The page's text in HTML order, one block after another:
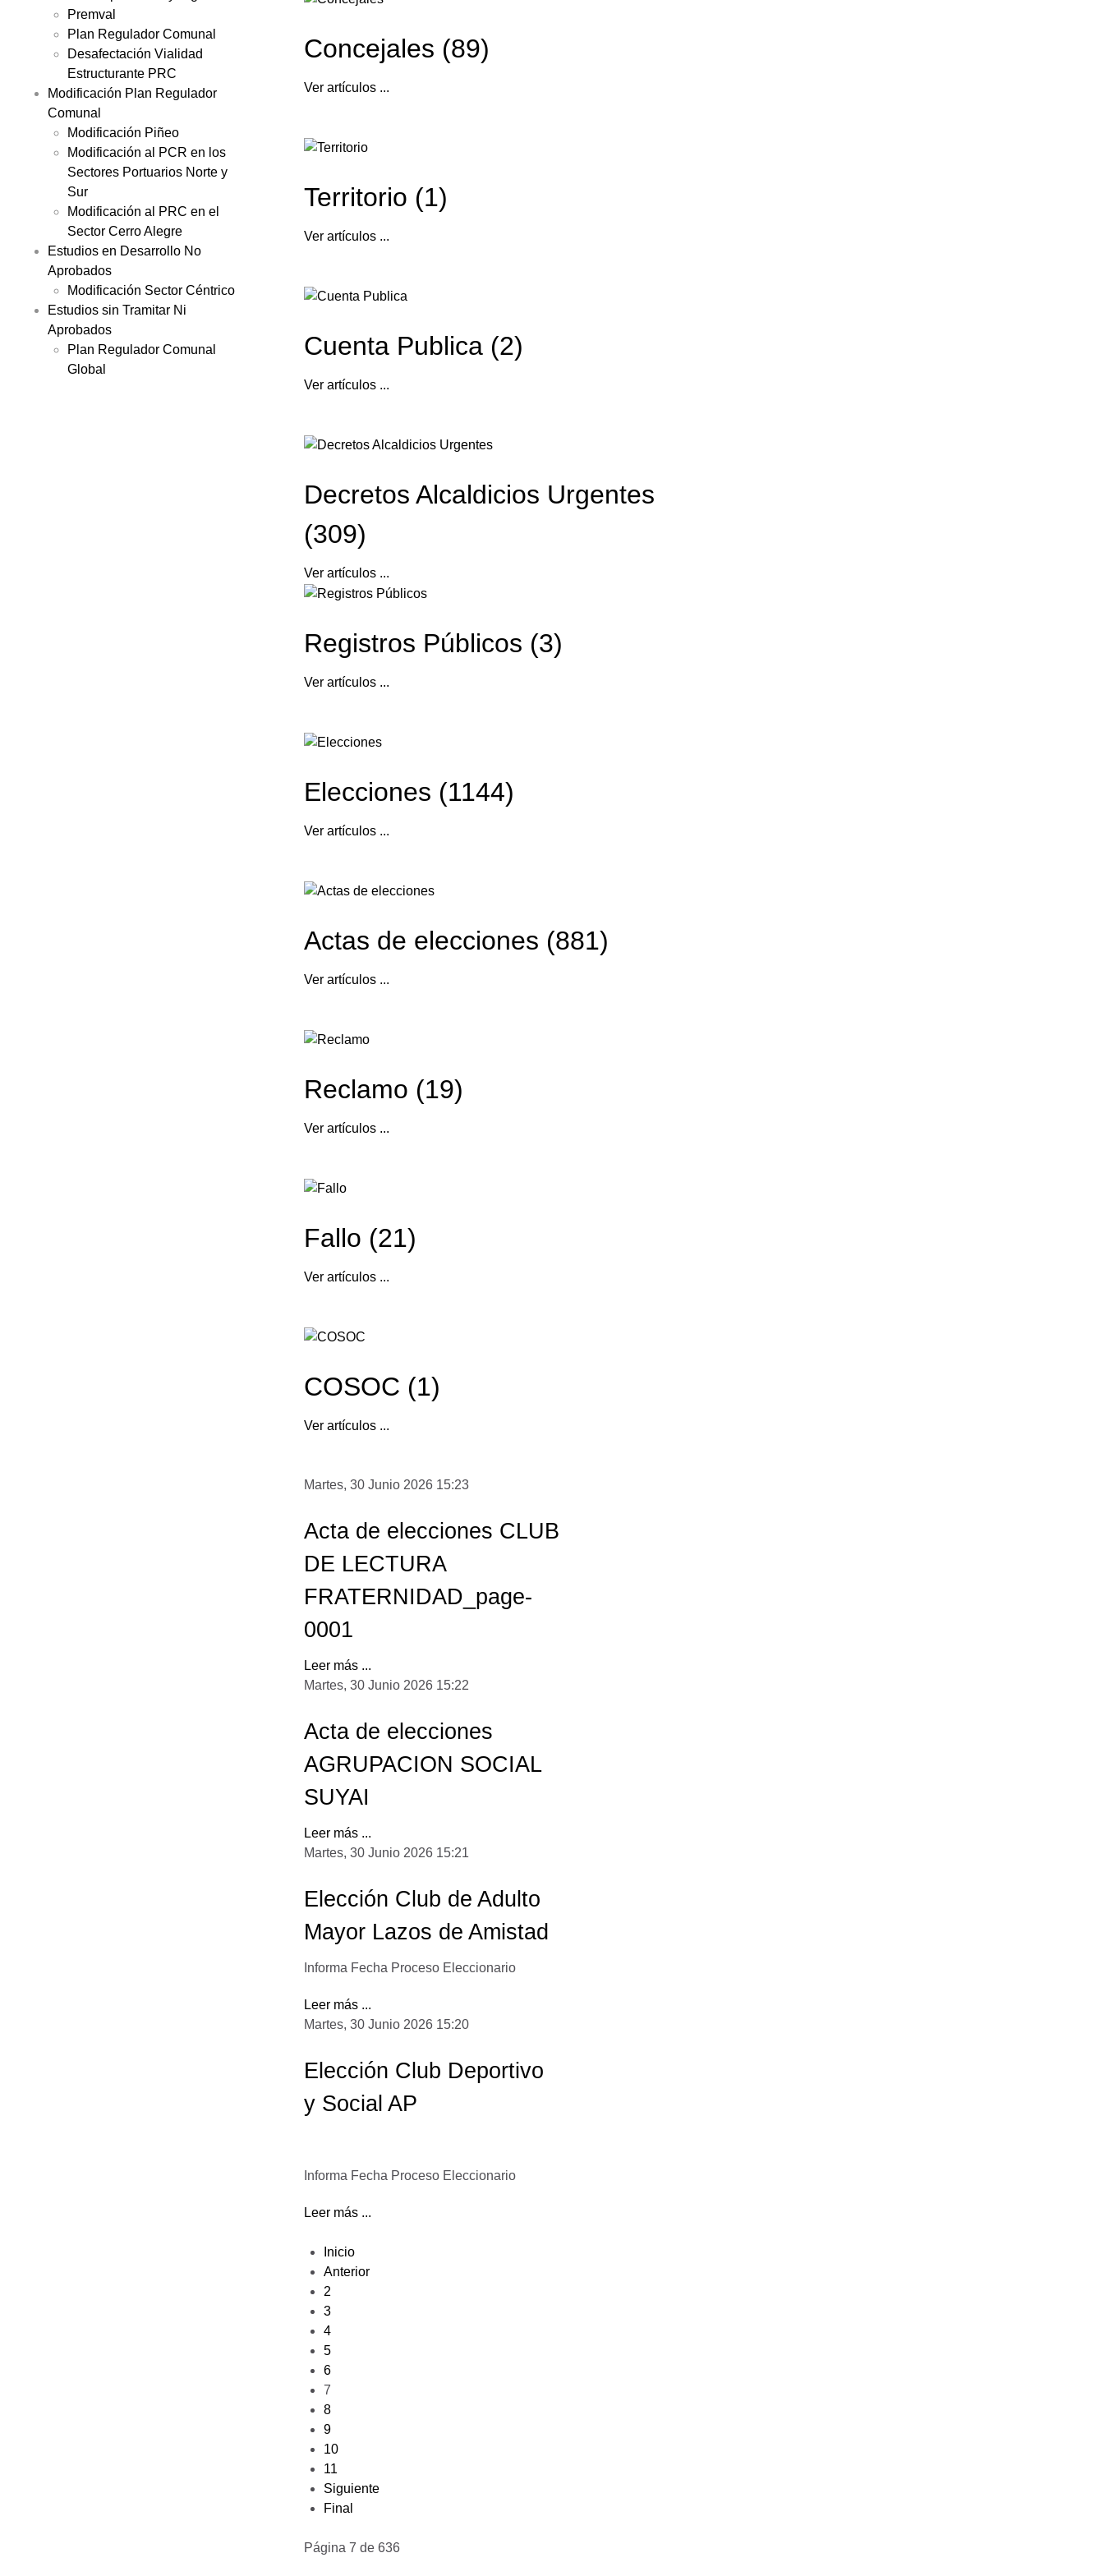
Premval
Plan Regulador Comunal
Desafectación Vialidad
Estructurante PRC
Modificación Plan Regulador
Comunal
Modificación Piñeo
Modificación al PCR en los
Sectores Portuarios Norte y
Sur
Modificación al PRC en el
Sector Cerro Alegre
Estudios en Desarrollo No
Aprobados
Modificación Sector Céntrico
Estudios sin Tramitar Ni
Aprobados
Plan Regulador Comunal
Global
Concejales (89)
Ver artículos ...
Territorio (1)
Ver artículos ...
Cuenta Publica (2)
Ver artículos ...
Decretos Alcaldicios Urgentes
(309)
Ver artículos ...
Registros Públicos (3)
Ver artículos ...
Elecciones (1144)
Ver artículos ...
Actas de elecciones (881)
Ver artículos ...
Reclamo (19)
Ver artículos ...
Fallo (21)
Ver artículos ...
COSOC (1)
Ver artículos ...
Martes, 30 Junio 2026 15:23
Acta de elecciones CLUB
DE LECTURA
FRATERNIDAD_page-
0001
Leer más ...
Martes, 30 Junio 2026 15:22
Acta de elecciones
AGRUPACION SOCIAL
SUYAI
Leer más ...
Martes, 30 Junio 2026 15:21
Elección Club de Adulto
Mayor Lazos de Amistad
Informa Fecha Proceso Eleccionario
Leer más ...
Martes, 30 Junio 2026 15:20
Elección Club Deportivo
y Social AP
Informa Fecha Proceso Eleccionario
Leer más ...
Inicio
Anterior
2
3
4
5
6
7
8
9
10
11
Siguiente
Final
Página 7 de 636